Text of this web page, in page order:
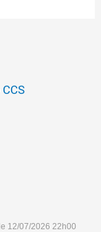
12/07/2026 22h00